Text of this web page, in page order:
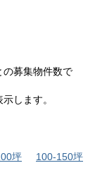
の募集物件数で
します。
坪 100-150坪